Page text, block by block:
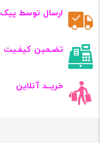
ارسال توسط پیک
تضـمین کیفـیت
خریــد آنلاین